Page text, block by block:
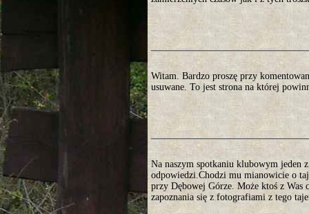
Witam. Bardzo proszę przy
usuwane. To jest strona na której
Na naszym spotkaniu klubowym jeden
odpowiedzi.Chodzi mu mianowicie o
przy Dębowej Górze. Może ktoś z Was
zapoznania się z fotografiami z tego